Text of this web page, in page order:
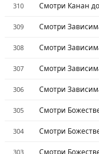
310 Смотри Канан
309 Смотри
308 Смотри
307 Смотри
306 Смотри
305 Смотри
304 Смотри
303 Смотри